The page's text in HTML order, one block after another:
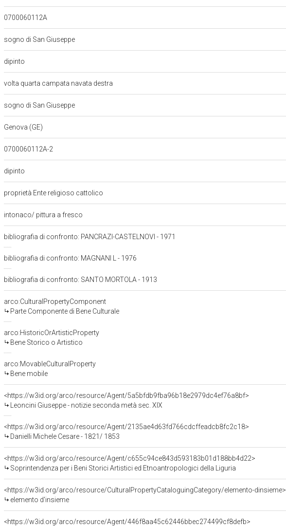
0700060112A
sogno di San Giuseppe
dipinto
volta quarta campata navata destra
sogno di San Giuseppe
Genova (GE)
0700060112A-2
dipinto
proprietà Ente religioso cattolico
intonaco/ pittura a fresco
bibliografia di confronto: PANCRAZI-CASTELNOVI - 1971
bibliografia di confronto: MAGNANI L - 1976
bibliografia di confronto: SANTO MORTOLA - 1913
arco:CulturalPropertyComponent
Parte Componente di Bene Culturale
arco:HistoricOrArtisticProperty
Bene Storico o Artistico
arco:MovableCulturalProperty
Bene mobile
<https://w3id.org/arco/resource/Agent/5a5bfdb9fba96b18e2979dc4ef76a8bf>
Leoncini Giuseppe - notizie seconda metà sec. XIX
<https://w3id.org/arco/resource/Agent/2135ae4d63fd766cdcffeadcb8fc2c18>
Danielli Michele Cesare - 1821/ 1853
<https://w3id.org/arco/resource/Agent/c655c94ce843d593183b01d188bb4d22>
Soprintendenza per i Beni Storici Artistici ed Etnoantropologici della Liguria
<https://w3id.org/arco/resource/CulturalPropertyCataloguingCategory/elemento-dinsieme>
elemento d'insieme
<https://w3id.org/arco/resource/Agent/446f8aa45c62446bbec274499cf8defb>